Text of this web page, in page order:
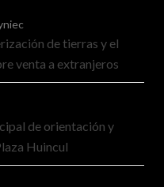
de tierras y el
venta a extranjeros
de orientación y
Huincul